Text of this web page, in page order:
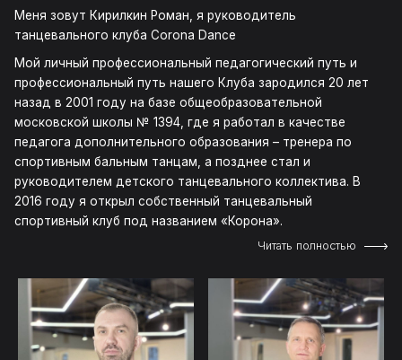
Меня зовут Кирилкин Роман, я руководитель
танцевального клуба Corona Dance
Мой личный профессиональный педагогический путь и
профессиональный путь нашего Клуба зародился 20 лет
назад в 2001 году на базе общеобразовательной
московской школы № 1394, где я работал в качестве
педагога дополнительного образования – тренера по
спортивным бальным танцам, а позднее стал и
руководителем детского танцевального коллектива. В
2016 году я открыл собственный танцевальный
спортивный клуб под названием «Корона».
Читать полностью